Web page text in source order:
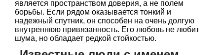
является пространством доверия, а не полем
борьбы. Если рядом оказывается тонкий и
надежный спутник, он способен на очень долгую
внутреннюю привязанность. Его любовь не любит
шума, но обладает редкой стойкостью.